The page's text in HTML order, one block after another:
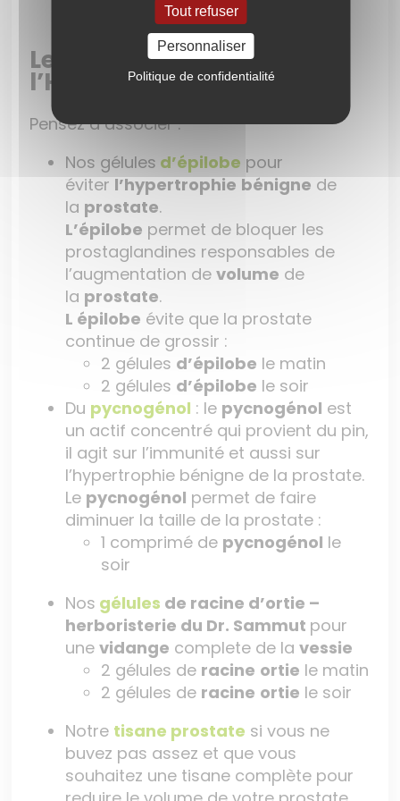
Les p’tits tips de
l’Herboristerie
Pensez à associer :
Nos gélules d’épilobe pour
éviterl’hypertrophie bénignede
la prostate.
L’épilobe permet de bloquer les
prostaglandines responsables de
l’augmentation devolume de
la prostate.
L épilobe évite que la prostate
continue de grossir :
2 gélules d’épilobe le matin
2 gélules d’épilobe le soir
Du pycnogénol : le pycnogénol est
un actif concentré qui provient du pin,
il agit sur l’immunité et aussi sur
l’hypertrophie bénigne de la prostate.
Le pycnogénol permet de faire
diminuer la taille de la prostate :
1 comprimé de pycnogénol le
soir
Nos gélules de racine d’ortie –
herboristerie du Dr. Sammut pour
unevidange complete de lavessie
2 gélules de racine ortie le matin
2 gélules de racine ortie le soir
Notre tisane prostate si vous ne
buvez pas assez et que vous
souhaitez une tisane complète pour
Tout refuser
Personnaliser
Politique de confidentialité